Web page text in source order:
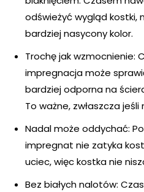
odświeżyć wygląd kostki,
bardziej nasycony kolor.
Trochę jak wzmocnienie:
impregnacja może
bardziej odporna na
To ważne, zwłaszcza
Nadal może oddychać:
impregnat nie zatyka
uciec, więc kostka nie
Bez białych nalotów: